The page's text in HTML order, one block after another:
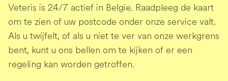
Veteris is 24/7 actief in Belgie. Raadpleeg de kaart
om te zien of uw postcode onder onze service valt.
Als u twijfelt, of als u niet te ver van onze werkgrens
bent, kunt u ons bellen om te kijken of er een
regeling kan worden getroffen.